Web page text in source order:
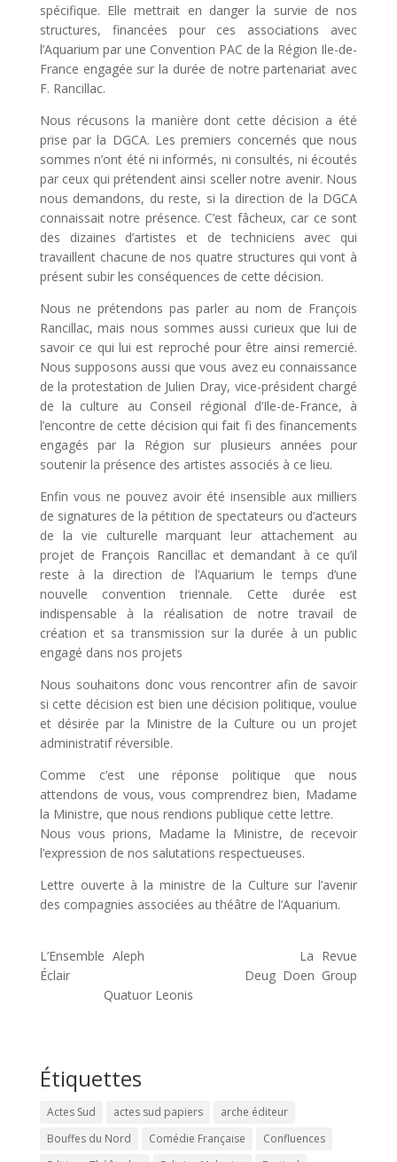
spécifique. Elle mettrait en danger la survie de nos
structures, financées pour ces associations avec
l’Aquarium par une Convention PAC de la Région Ile-de-
France engagée sur la durée de notre partenariat avec
F. Rancillac.
Nous récusons la manière dont cette décision a été
prise par la DGCA. Les premiers concernés que nous
sommes n’ont été ni informés, ni consultés, ni écoutés
par ceux qui prétendent ainsi sceller notre avenir. Nous
nous demandons, du reste, si la direction de la DGCA
connaissait notre présence. C’est fâcheux, car ce sont
des dizaines d’artistes et de techniciens avec qui
travaillent chacune de nos quatre structures qui vont à
présent subir les conséquences de cette décision.
Nous ne prétendons pas parler au nom de François
Rancillac, mais nous sommes aussi curieux que lui de
savoir ce qui lui est reproché pour être ainsi remercié.
Nous supposons aussi que vous avez eu connaissance
de la protestation de Julien Dray, vice-président chargé
de la culture au Conseil régional d’Ile-de-France, à
l’encontre de cette décision qui fait fi des financements
engagés par la Région sur plusieurs années pour
soutenir la présence des artistes associés à ce lieu.
Enfin vous ne pouvez avoir été insensible aux milliers
de signatures de la pétition de spectateurs ou d’acteurs
de la vie culturelle marquant leur attachement au
projet de François Rancillac et demandant à ce qu’il
reste à la direction de l’Aquarium le temps d’une
nouvelle convention triennale. Cette durée est
indispensable à la réalisation de notre travail de
création et sa transmission sur la durée à un public
engagé dans nos projets
Nous souhaitons donc vous rencontrer afin de savoir
si cette décision est bien une décision politique, voulue
et désirée par la Ministre de la Culture ou un projet
administratif réversible.
Comme c’est une réponse politique que nous
attendons de vous, vous comprendrez bien, Madame
la Ministre, que nous rendions publique cette lettre.
Nous vous prions, Madame la Ministre, de recevoir
l’expression de nos salutations respectueuses.
Lettre ouverte à la ministre de la Culture sur l’avenir
des compagnies associées au théâtre de l’Aquarium.
L’Ensemble Aleph La Revue
Éclair Deug Doen Group
Quatuor Leonis
Étiquettes
Actes Sud actes sud papiers
arche éditeur
Bouffes du Nord
Comédie Française
Confluences